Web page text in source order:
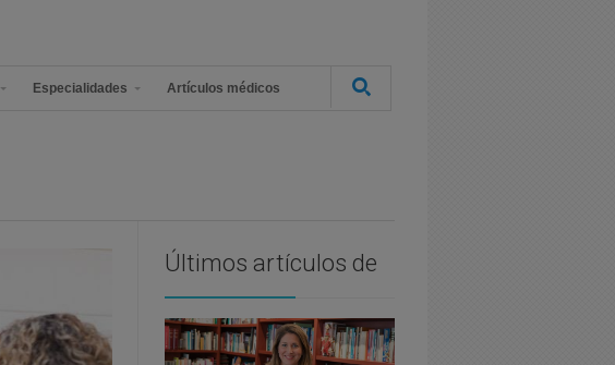
Especialidades Artículos médicos
Últimos artículos de